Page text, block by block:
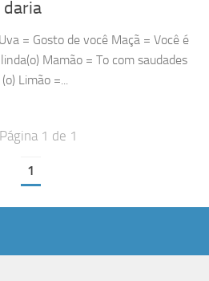
daria
= Gosto de você Maçã = Você é
Mamão = To com saudades
Limão =...
Página 1 de 1
1